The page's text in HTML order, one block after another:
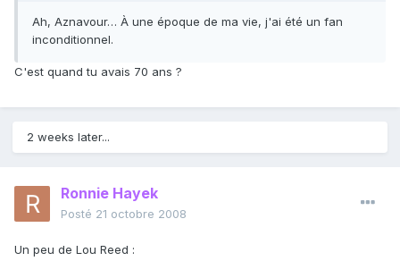
Ah, Aznavour… À une époque de ma vie, j'ai été un fan
inconditionnel.
C'est quand tu avais 70 ans ?
2 weeks later...
Ronnie Hayek
Posté 21 octobre 2008
Un peu de Lou Reed :